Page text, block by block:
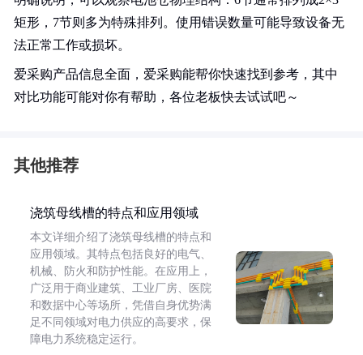
矩形，7节则多为特殊排列。使用错误数量可能导致设备无
法正常工作或损坏。
爱采购产品信息全面，爱采购能帮你快速找到参考，其中
对比功能可能对你有帮助，各位老板快去试试吧～
其他推荐
浇筑母线槽的特点和应用领域
本文详细介绍了浇筑母线槽的特点和
应用领域。其特点包括良好的电气、
机械、防火和防护性能。在应用上，
广泛用于商业建筑、工业厂房、医院
和数据中心等场所，凭借自身优势满
足不同领域对电力供应的高要求，保
障电力系统稳定运行。